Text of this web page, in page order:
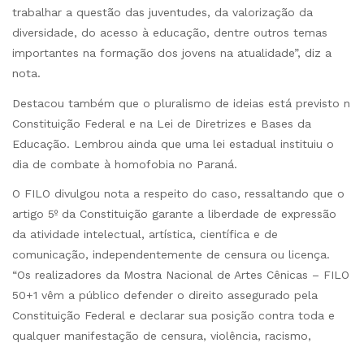
trabalhar a questão das juventudes, da valorização da
diversidade, do acesso à educação, dentre outros temas
importantes na formação dos jovens na atualidade”, diz a
nota.
Destacou também que o pluralismo de ideias está previsto n
Constituição Federal e na Lei de Diretrizes e Bases da
Educação. Lembrou ainda que uma lei estadual instituiu o
dia de combate à homofobia no Paraná.
O FILO divulgou nota a respeito do caso, ressaltando que o
artigo 5º da Constituição garante a liberdade de expressão
da atividade intelectual, artística, científica e de
comunicação, independentemente de censura ou licença.
“Os realizadores da Mostra Nacional de Artes Cênicas – FILO
50+1 vêm a público defender o direito assegurado pela
Constituição Federal e declarar sua posição contra toda e
qualquer manifestação de censura, violência, racismo,